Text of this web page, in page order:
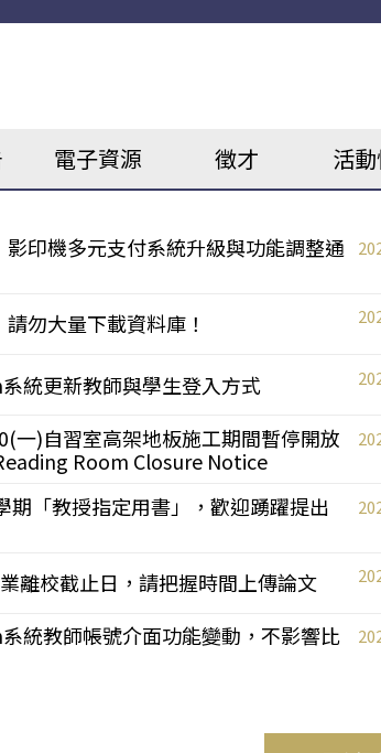
電子資源 徵才 活
影印機多元支付系統升級與功能調整通
勿大量下載資料庫！
統更新教師與學生登入方式
一)自習室高架地板施工期間暫停開放
Room Closure Notice
期「教授指定用書」，歡迎踴躍提出
離校截止日，請把握時間上傳論文
統教師帳號介面功能變動，不影響比